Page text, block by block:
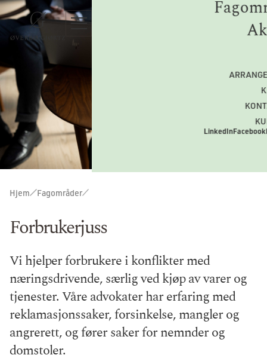
LinkedInFacebook
Hjem Fagområder
Forbrukerjuss
Vi hjelper forbrukere i konflikter med
næringsdrivende, særlig ved kjøp av varer og
tjenester. Våre advokater har erfaring med
reklamasjonssaker, forsinkelse, mangler og
angrerett, og fører saker for nemnder og
domstoler.